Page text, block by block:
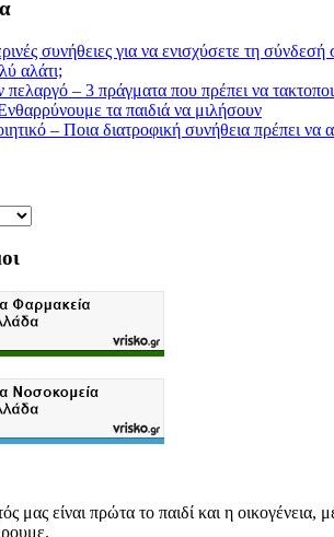
συνήθειες για να ενισχύσετε τη σύνδεσή
αλάτι;
πελαργό – 3 πράγματα που πρέπει να
τα παιδιά να μιλήσουν
– Ποια διατροφική συνήθεια πρέπει να
μας είναι πρώτα το παιδί και η